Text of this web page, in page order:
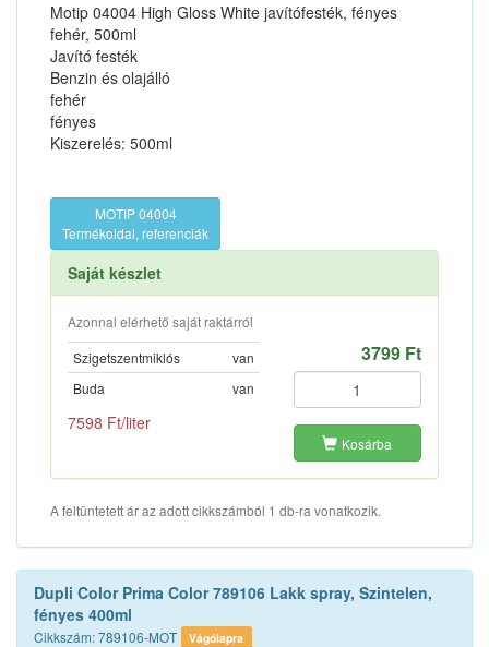
Motip 04004 High Gloss White javítófesték, fényes
fehér, 500ml
Javító festék
Benzin és olajálló
fehér
fényes
Kiszerelés: 500ml
MOTIP 04004
Termékoldal, referenciák
Saját készlet
Azonnal elérhető saját raktárról
Szigetszentmiklós
van
Buda
van
7598 Ft/liter
3799 Ft
Kosárba
A feltüntetett ár az adott cikkszámból 1 db-ra vonatkozik.
Dupli Color Prima Color 789106 Lakk spray, Szintelen,
fényes 400ml
Cikkszám: 789106-MOT Vágólapra